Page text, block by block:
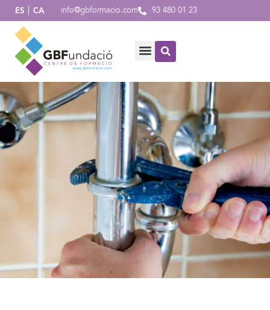
ES CA info@gbformacio.com 93 480 01 23